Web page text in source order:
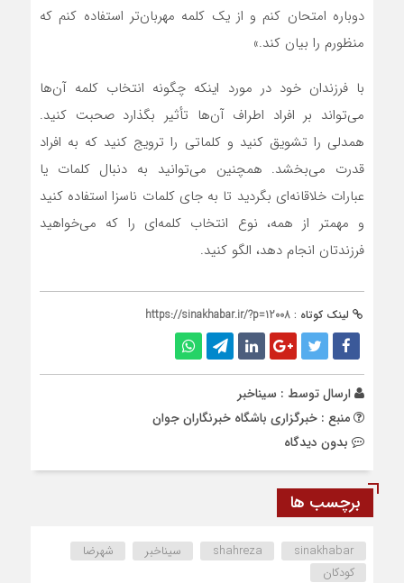
دوباره امتحان کنم و از یک کلمه مهربان‌تر استفاده کنم که
منظورم را بیان کند.»
با فرزندان خود در مورد اینکه چگونه انتخاب کلمه آن‌ها
می‌تواند بر افراد اطراف آن‌ها تأثیر بگذارد صحبت کنید.
همدلی را تشویق کنید و کلماتی را ترویج کنید که به افراد
قدرت می‌بخشد. همچنین می‌توانید به دنبال کلمات یا
عبارات خلاقانه‌ای بگردید تا به جای کلمات ناسزا استفاده کنید
و مهمتر از همه، نوع انتخاب کلمه‌ای را که می‌خواهید
فرزندتان انجام دهد، الگو کنید.
لینک کوتاه : https://sinakhabar.ir/?p=12008
ارسال توسط : سیناخبر
منبع : خبرگزاری باشگاه خبرنگاران جوان
بدون دیدگاه
برچسب ها
shahreza sinakhabar سیناخبر
شهرضا
کودکان